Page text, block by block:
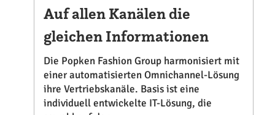
Auf allen Kanälen die
gleichen Informationen
Die Popken Fashion Group harmonisiert mit
einer automatisierten Omnichannel-Lösung
ihre Vertriebskanäle. Basis ist eine
individuell entwickelte IT-Lösung, die